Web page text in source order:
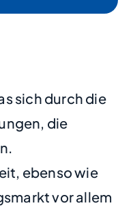
sich durch die
die
ebenso wie
vor allem